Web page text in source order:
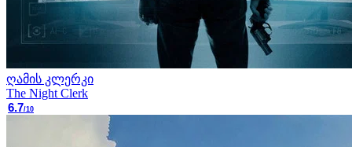
ღამის კლერკი
The Night Clerk
6.7/10